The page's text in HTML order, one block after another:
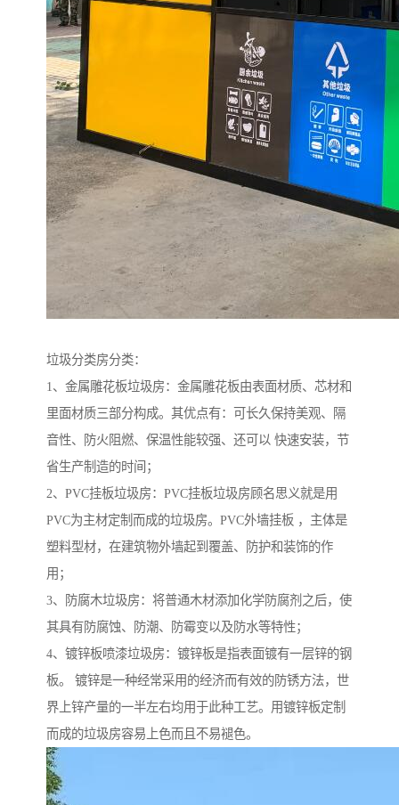
垃圾分类房分类：
1、金属雕花板垃圾房：金属雕花板由表面材质、芯材和
里面材质三部分构成。其优点有：可长久保持美观、隔
音性、防火阻燃、保温性能较强、还可以 快速安装，节
省生产制造的时间；
2、PVC挂板垃圾房：PVC挂板垃圾房顾名思义就是用
PVC为主材定制而成的垃圾房。PVC外墙挂板 ，主体是
塑料型材，在建筑物外墙起到覆盖、防护和装饰的作
用；
3、防腐木垃圾房：将普通木材添加化学防腐剂之后，使
其具有防腐蚀、防潮、防霉变以及防水等特性；
4、镀锌板喷漆垃圾房：镀锌板是指表面镀有一层锌的钢
板。 镀锌是一种经常采用的经济而有效的防锈方法，世
界上锌产量的一半左右均用于此种工艺。用镀锌板定制
而成的垃圾房容易上色而且不易褪色。